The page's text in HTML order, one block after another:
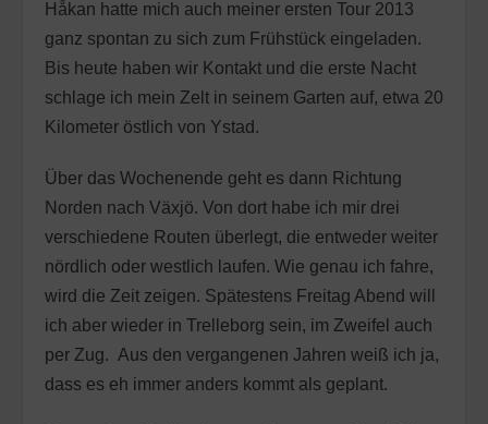
Håkan hatte mich auch meiner ersten Tour 2013
ganz spontan zu sich zum Frühstück eingeladen.
Bis heute haben wir Kontakt und die erste Nacht
schlage ich mein Zelt in seinem Garten auf, etwa 20
Kilometer östlich von Ystad.
Über das Wochenende geht es dann Richtung
Norden nach Växjö. Von dort habe ich mir drei
verschiedene Routen überlegt, die entweder weiter
nördlich oder westlich laufen. Wie genau ich fahre,
wird die Zeit zeigen. Spätestens Freitag Abend will
ich aber wieder in Trelleborg sein, im Zweifel auch
per Zug. Aus den vergangenen Jahren weiß ich ja,
dass es eh immer anders kommt als geplant.